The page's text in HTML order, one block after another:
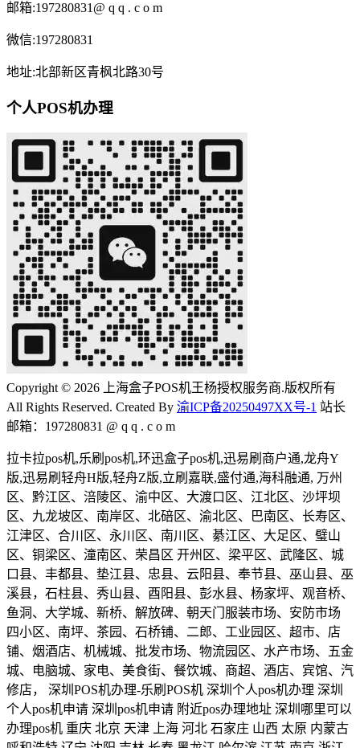
邮箱:197280831@ q q . c o m
微信:197280831
地址:北部新区青枫北路30号
个人POS机办理
Copyright © 2026 上海盒子POS机王杨授权服务商.版权所有
All Rights Reserved. Created By 渝ICP备20250497XX号-1 站长
邮箱：197280831 @ q q . c o m
拉卡拉pos机,乐刷pos机,环迅盒子pos机,迅易刷商户通,龙舟Y
版,迅易刷轻舟H版,轻舟Z版,立刷嘉联,盛付通,海科融通, 万州
区、黔江区、涪陵区、渝中区、大渡口区、江北区、沙坪坝
区、九龙坡区、南岸区、北碚区、渝北区、巴南区、长寿区、
江津区、合川区、永川区、南川区、綦江区、大足区、璧山
区、铜梁区、潼南区、荣昌区 开州区、梁平区、武隆区、城
口县、丰都县、垫江县、忠县、云阳县、奉节县、巫山县、巫
溪县，石柱县、秀山县、酉阳县、彭水县、杨家坪、观音桥、
鱼洞、大学城、新桥、解放碑、朝天门服装市场、安防市场
四小区、南坪、茶园、石桥铺、二郎、工业园区、超市、店
铺、烟酒店、机械城、批发市场、物流园区、水产市场、五金
城、电脑城、家电、美食街、餐饮城、商超、酒店、宾馆、汽
修店， 深圳POS机办理-乐刷POS机 深圳个人pos机办理 深圳
个人pos机申请 深圳pos机申请 附近pos办理地址 深圳哪里可以
办理pos机 重庆 北京 天津 上海 河北 石家庄 山西 太原 内蒙古